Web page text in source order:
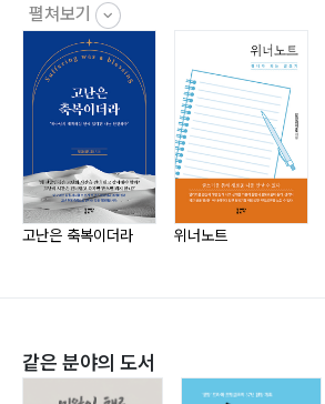
3-3. 아내의 배려076
3-4. 잠들기 전 아내와 대화를 나눈다
3-5. 여보, 커피 한잔하러 갈래?080
3-6. 저녁 산책083
3-7. 여보, 나 식빵 먹고 싶어086
Summary090
4. 인내
4-4. 부부가 서로의 마음을 알아 가는
4-5. 틀린 것과 다른 것의 차이104
사랑하지만 사랑하는 방법을 모르는
충분한 가치가 있음을 알리는 계기가
저자는 다양한 SNS채널을 운영하면
있다. 저서로는 『위너노트』, 『고난은
로 경영하라』가 있다.
블로그 https://blog.naver.com/
트위터 https://twitter.com/
이메일 cjh231@naver.com
펼쳐보기
고난은 축복이더라 위너노트
같은 분야의 도서